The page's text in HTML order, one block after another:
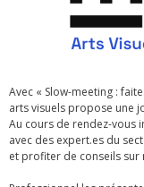
Avec « Slow-meeting :
arts visuels propose une
Au cours de rendez-vous
avec des expert.es du
et profiter de conseils sur